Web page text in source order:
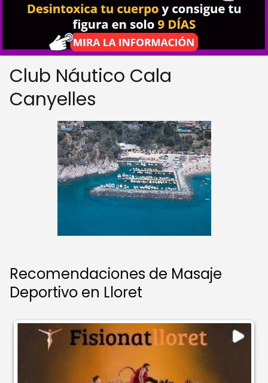
Club Náutico Cala
Canyelles
Recomendaciones de Masaje
Deportivo en Lloret